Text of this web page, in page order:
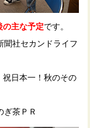
の主な予定です。
セカンドライフ
日本一！秋のその
茶ＰＲ